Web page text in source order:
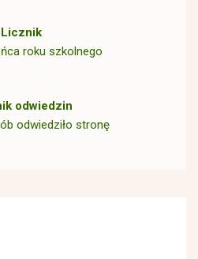
Licznik
roku szkolnego
odwiedzin
odwiedziło stronę